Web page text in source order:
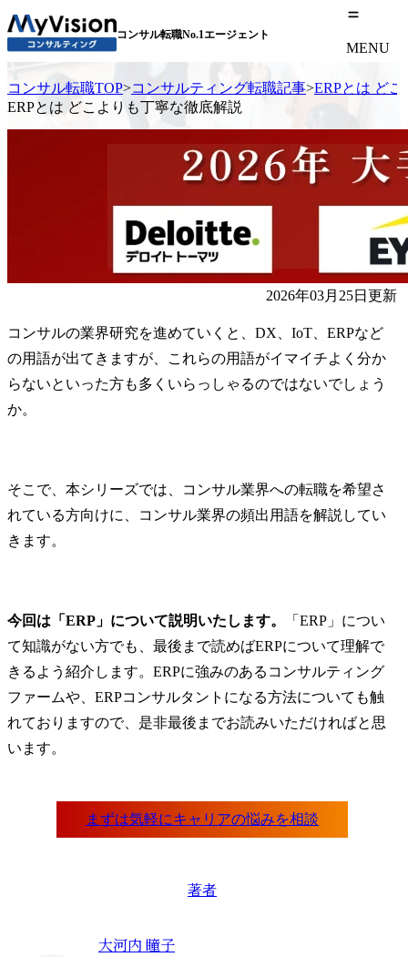
コンサル転職No.1エージェント
MENU
コンサル転職TOP>コンサルティング転職記事>ERPとは ど
ERPとは どこよりも丁寧な徹底解説
2026年03月25日更新
コンサルの業界研究を進めていくと、DX、IoT、ERPなど
の用語が出てきますが、これらの用語がイマイチよく分か
らないといった方も多くいらっしゃるのではないでしょう
か。
そこで、本シリーズでは、コンサル業界への転職を希望さ
れている方向けに、コンサル業界の頻出用語を解説してい
きます。
今回は「ERP」について説明いたします。
「ERP」につい
て知識がない方でも、最後まで読めばERPについて理解で
きるよう紹介します。ERPに強みのあるコンサルティング
ファームや、ERPコンサルタントになる方法についても触
れておりますので、是非最後までお読みいただければと思
います。
著者
大河内 瞳子